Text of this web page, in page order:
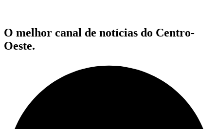
O melhor canal de notícias do Centro-
Oeste.